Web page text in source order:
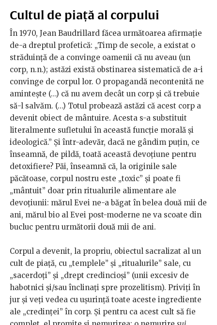
Cultul de piață al corpului
În 1970, Jean Baudrillard făcea următoarea afirmație
de-a dreptul profetică: „Timp de secole, a existat o
străduinţă de a convinge oamenii că nu aveau (un
corp, n.n.); astăzi există obstinarea sistematică de a-i
convinge de corpul lor. O propagandă necontenită ne
aminteşte (…) că nu avem decât un corp şi că trebuie
să-l salvăm. (…) Totul probează astăzi că acest corp a
devenit obiect de mântuire. Acesta s-a substituit
literalmente sufletului în această funcţie morală şi
ideologică.” Și într-adevăr, dacă ne gândim puțin, ce
înseamnă, de pildă, toată această devoțiune pentru
detoxifiere? Păi, înseamnă că, la originile sale
păcătoase, corpul nostru este „toxic” și poate fi
„mântuit” doar prin ritualurile alimentare ale
devoțiunii: mărul Evei ne-a băgat în belea două mii de
ani, mărul bio al Evei post-moderne ne va scoate din
bucluc pentru următorii două mii de ani.
Corpul a devenit, la propriu, obiectul sacralizat al un
cult de piață, cu „templele” și „ritualurile” sale, cu
„sacerdoți” și „drept credincioși” (unii excesiv de
habotnici și/sau înclinați spre prozelitism). Priviți în
jur și veți vedea cu ușurință toate aceste ingrediente
ale „credinței” în corp. Și pentru ca acest cult să fie